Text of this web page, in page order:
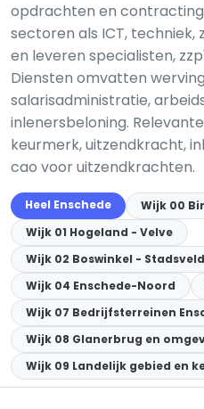
opdrachten en
sectoren als ICT, techniek,
en leveren specialisten,
Diensten omvatten
salarisadministratie,
inlenersbeloning.
keurmerk, uitzendkracht,
cao voor uitzendkrachten.
Heel Enschede
Wijk 00
Wijk 01 Hogeland - Velve
Wijk 02 Boswinkel - Stadsveld
Wijk 04 Enschede-Noord
Wijk 07 Bedrijfsterreinen
Wijk 08 Glanerbrug en
Wijk 09 Landelijk gebied en